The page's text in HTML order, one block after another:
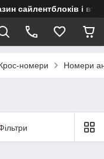
сайлентблоків і
номери Номери